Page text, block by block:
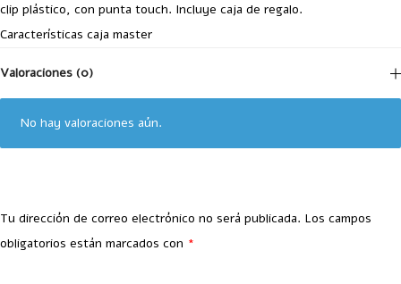
clip plástico, con punta touch. Incluye caja de regalo.
Características caja master
Valoraciones (0)
No hay valoraciones aún.
Tu dirección de correo electrónico no será publicada. Los campos
obligatorios están marcados con *